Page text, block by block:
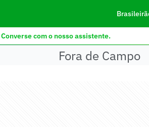
Converse com o nosso assistente.
Fora de Campo